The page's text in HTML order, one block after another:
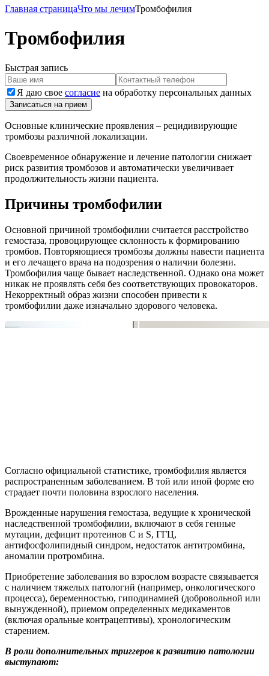
Главная страницаЧто мы лечимТромбофилия
Тромбофилия
Быстрая запись
Я даю свое согласие на обработку персональных данных
Записаться на прием
Основные клинические проявления – рецидивирующие
тромбозы различной локализации.
Своевременное обнаружение и лечение патологии снижает
риск развития тромбозов и автоматически увеличивает
продолжительность жизни пациента.
Причины тромбофилии
Основной причиной тромбофилии считается расстройство
гемостаза, провоцирующее склонность к формированию
тромбов. Повторяющиеся тромбозы должны навести пациента
и его лечащего врача на подозрения о наличии болезни.
Тромбофилия чаще бывает наследственной. Однако она может
никак не проявлять себя без соответствующих провокаторов.
Некорректный образ жизни способен привести к
тромбофилии даже изначально здорового человека.
Согласно официальной статистике, тромбофилия является
распространенным заболеванием. В той или иной форме ею
страдает почти половина взрослого населения.
Врожденные нарушения гемостаза, ведущие к хронической
наследственной тромбофилии, включают в себя генные
мутации, дефицит протеинов С и S, ГГЦ,
антифосфолипидный синдром, недостаток антитромбина,
аномалии протромбина.
Приобретение заболевания во взрослом возрасте связывается
с наличием тяжелых патологий (например, онкологического
процесса), беременностью, гиподинамией (добровольной или
вынужденной), приемом определенных медикаментов
(включая оральные контрацептивы), хронологическим
старением.
В роли дополнительных триггеров к развитию патологии
выступают: